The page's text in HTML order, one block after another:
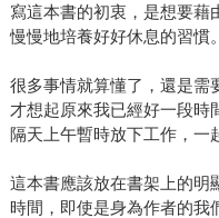
寫這本書的初衷，是想要藉
慢慢地培養好好休息的習慣。
很多事情就算懂了，還是需
才想起原來我已經好一段時
隔天上午暫時放下工作，一
這本書應該放在書架上的明
時間，即使是身為作者的我